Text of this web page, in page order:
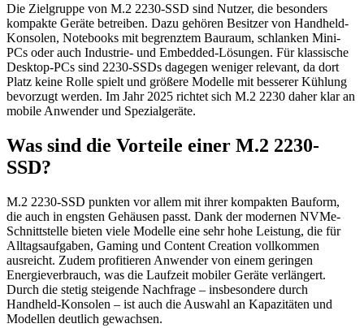
Die Zielgruppe von M.2 2230-SSD sind Nutzer, die besonders
kompakte Geräte betreiben. Dazu gehören Besitzer von Handheld-
Konsolen, Notebooks mit begrenztem Bauraum, schlanken Mini-
PCs oder auch Industrie- und Embedded-Lösungen. Für klassische
Desktop-PCs sind 2230-SSDs dagegen weniger relevant, da dort
Platz keine Rolle spielt und größere Modelle mit besserer Kühlung
bevorzugt werden. Im Jahr 2025 richtet sich M.2 2230 daher klar an
mobile Anwender und Spezialgeräte.
Was sind die Vorteile einer M.2 2230-
SSD?
M.2 2230-SSD punkten vor allem mit ihrer kompakten Bauform,
die auch in engsten Gehäusen passt. Dank der modernen NVMe-
Schnittstelle bieten viele Modelle eine sehr hohe Leistung, die für
Alltagsaufgaben, Gaming und Content Creation vollkommen
ausreicht. Zudem profitieren Anwender von einem geringen
Energieverbrauch, was die Laufzeit mobiler Geräte verlängert.
Durch die stetig steigende Nachfrage – insbesondere durch
Handheld-Konsolen – ist auch die Auswahl an Kapazitäten und
Modellen deutlich gewachsen.